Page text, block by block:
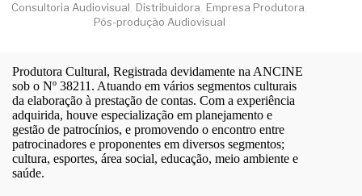
Consultoria Audiovisual Distribuidora Empresa Produtora
Pós-produção Audiovisual
Produtora Cultural, Registrada devidamente na ANCINE
sob o Nº 38211. Atuando em vários segmentos culturais
da elaboração à prestação de contas. Com a experiência
adquirida, houve especialização em planejamento e
gestão de patrocínios, e promovendo o encontro entre
patrocinadores e proponentes em diversos segmentos;
cultura, esportes, área social, educação, meio ambiente e
saúde.